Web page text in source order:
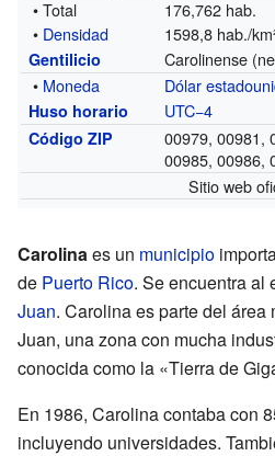
• Total
176,762 hab.
• Densidad 1598,8 hab./
Gentilicio
Carolinense
• Moneda Dólar
Huso horario UTC−4
Código ZIP
00979, 00981,
00985, 00986,
Sitio web
Carolinaes un municipio
de Puerto Rico. Se encuentra al
Juan. Carolina es parte del área
Juan, una zona con mucha
conocida como la «Tierra de
En 1986, Carolina contaba con
incluyendo universidades.